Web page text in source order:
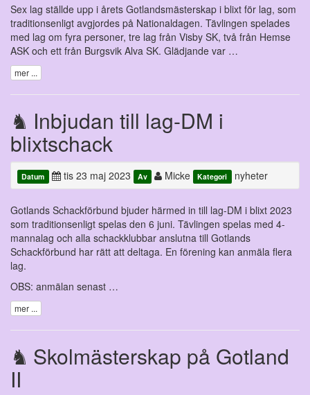
Sex lag ställde upp i årets Gotlandsmästerskap i blixt för lag, som
traditionsenligt avgjordes på Nationaldagen. Tävlingen spelades
med lag om fyra personer, tre lag från Visby SK, två från Hemse
ASK och ett från Burgsvik Alva SK. Glädjande var …
mer ...
Inbjudan till lag-DM i
blixtschack
Datum tis 23 maj 2023 Av Micke Kategori nyheter
Gotlands Schackförbund bjuder härmed in till lag-DM i blixt 2023
som traditionsenligt spelas den 6 juni. Tävlingen spelas med 4-
mannalag och alla schackklubbar anslutna till Gotlands
Schackförbund har rätt att deltaga. En förening kan anmäla flera
lag.
OBS: anmälan senast …
mer ...
Skolmästerskap på Gotland
II